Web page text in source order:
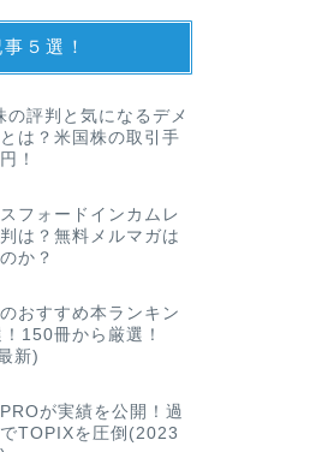
５選！
の評判と気になるデメ
は？米国株の取引手
！
フォードインカムレ
は？無料メルマガは
か？
おすすめ本ランキン
150冊から厳選！
新)
が実績を公開！過
TOPIXを圧倒(2023